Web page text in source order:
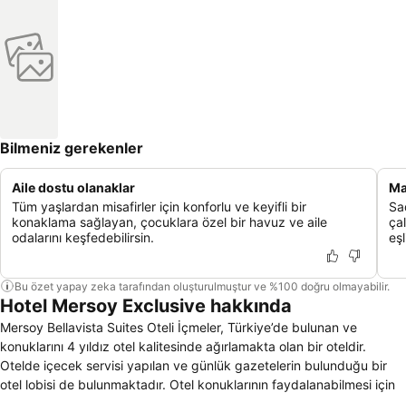
Bilmeniz gerekenler
Aile dostu olanaklar
Tüm yaşlardan misafirler için konforlu ve keyifli bir
konaklama sağlayan, çocuklara özel bir havuz ve aile
odalarını keşfedebilirsin.
Bu özet yapay zeka tarafından oluşturulmuştur ve %100 doğru olmayabilir.
Hotel Mersoy Exclusive hakkında
Mersoy Bellavista Suites Oteli İçmeler, Türkiye’de bulunan ve
konuklarını 4 yıldız otel kalitesinde ağırlamakta olan bir oteldir.
Otelde içecek servisi yapılan ve günlük gazetelerin bulunduğu bir
otel lobisi de bulunmaktadır. Otel konuklarının faydalanabilmesi için